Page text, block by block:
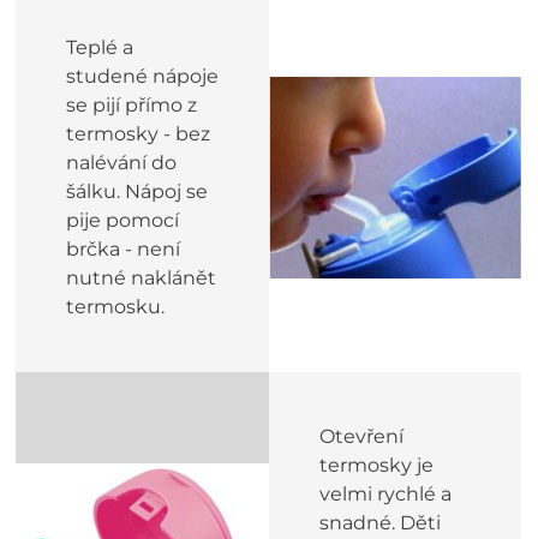
Teplé a
studené nápoje
se pijí přímo z
termosky - bez
nalévání do
šálku. Nápoj se
pije pomocí
brčka - není
nutné naklánět
termosku.
Otevření
termosky je
velmi rychlé a
snadné. Děti